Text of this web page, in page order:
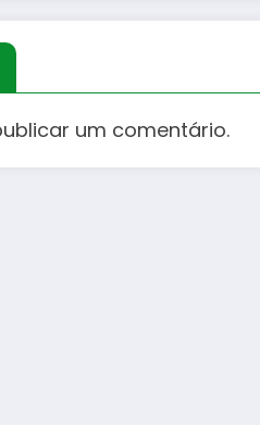
um comentário.